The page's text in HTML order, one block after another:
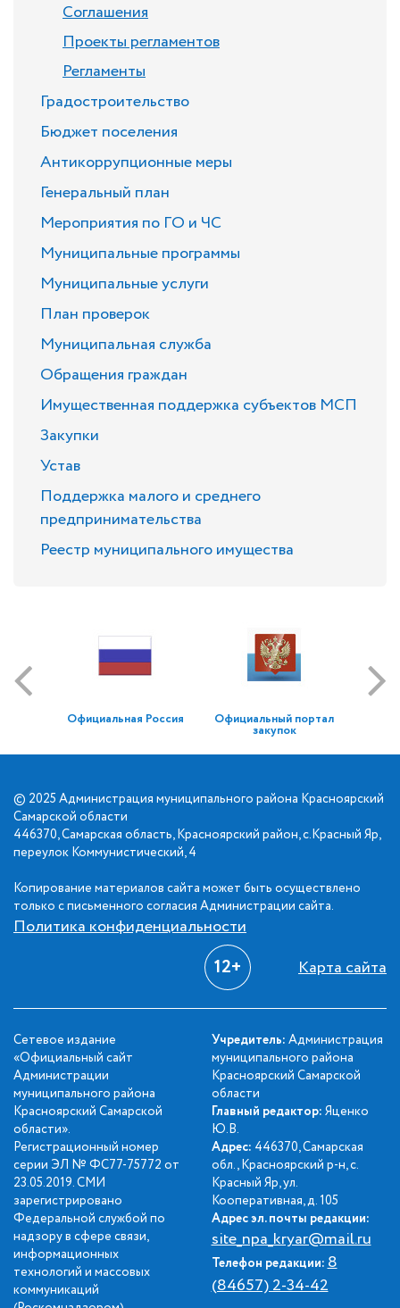
Соглашения
Проекты регламентов
Регламенты
Градостроительство
Бюджет поселения
Антикоррупционные меры
Генеральный план
Мероприятия по ГО и ЧС
Муниципальные программы
Муниципальные услуги
План проверок
Муниципальная служба
Обращения граждан
Имущественная поддержка субъектов МСП
Закупки
Устав
Поддержка малого и среднего
предпринимательства
Реестр муниципального имущества
Официальная Россия Официальный портал
закупок
© 2025 Администрация муниципального района Красноярский
Самарской области
446370, Самарская область, Красноярский район, с.Красный Яр,
переулок Коммунистический, 4
Копирование материалов сайта может быть осуществлено
только с письменного согласия Администрации сайта.
Политика конфиденциальности
12+ Карта сайта
Сетевое издание
«Официальный сайт
Администрации
муниципального района
Красноярский Самарской
области».
Регистрационный номер
серии ЭЛ № ФС77-75772 от
23.05.2019. СМИ
зарегистрировано
Федеральной службой по
надзору в сфере связи,
информационных
технологий и массовых
коммуникаций
Учредитель: Администрация
муниципального района
Красноярский Самарской
области
Главный редактор: Яценко
Ю.В.
Адрес: 446370, Самарская
обл., Красноярский р-н, с.
Красный Яр, ул.
Кооперативная, д. 105
Адрес эл. почты редакции:
site_npa_kryar@mail.ru
Телефон редакции:8
(84657) 2-34-42